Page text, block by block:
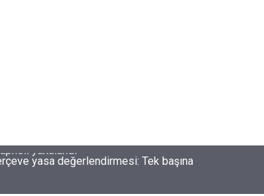
yasa değerlendirmesi: Tek başına